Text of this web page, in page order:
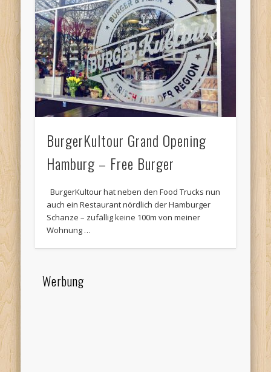
BurgerKultour Grand Opening
Hamburg – Free Burger
BurgerKultour hat neben den Food Trucks nun
auch ein Restaurant nördlich der Hamburger
Schanze – zufällig keine 100m von meiner
Wohnung …
Werbung